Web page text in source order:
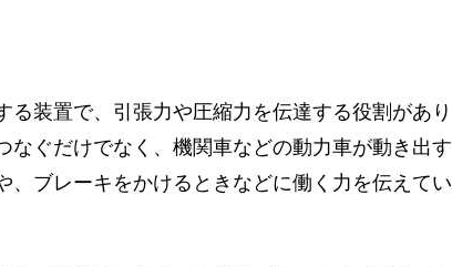
装置で、引張力や圧縮力を伝達する役割があり
なぐだけでなく、機関車などの動力車が動き出す
、ブレーキをかけるときなどに働く力を伝えてい